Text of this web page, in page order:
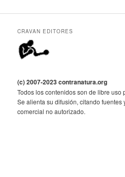
CRAVAN EDITORES
(c) 2007-2023 contranatura.org
Todos los contenidos son de libre uso
Se alienta su difusión, citando fuentes
comercial no autorizado.